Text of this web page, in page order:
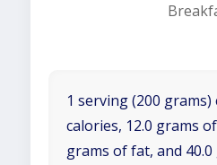
1 serving (200 grams)
calories, 12.0 grams
grams of fat, and